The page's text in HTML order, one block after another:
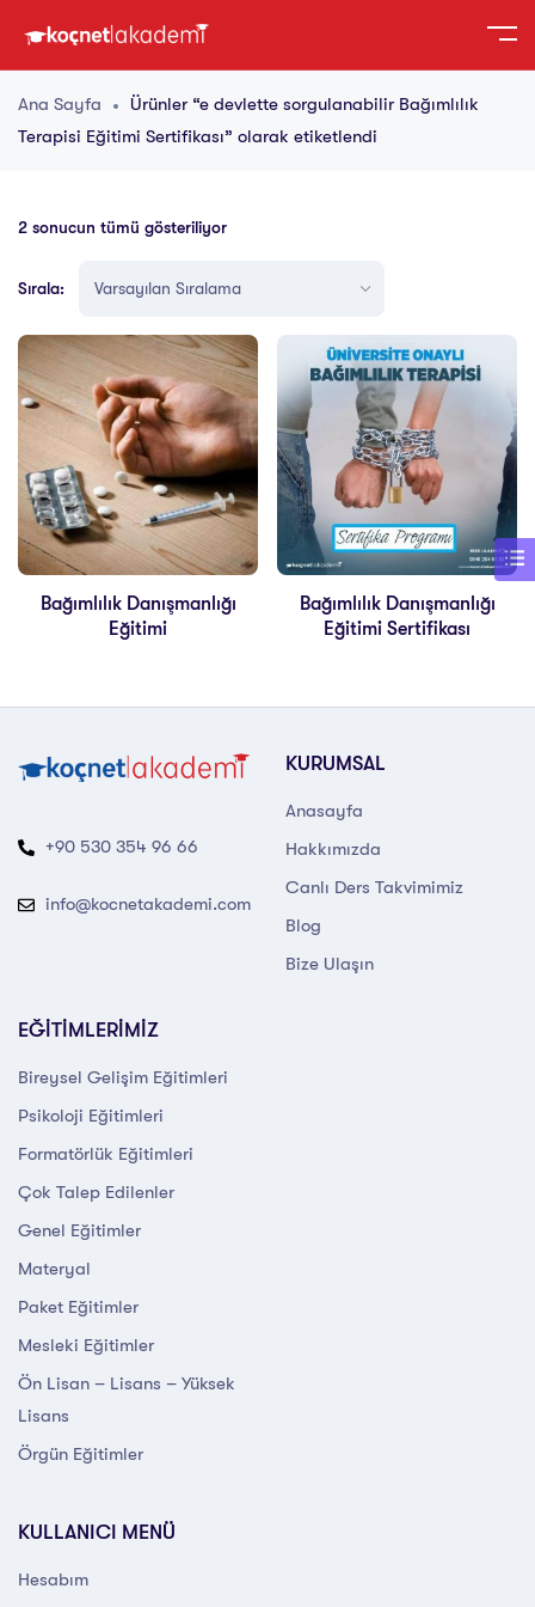
Ana Sayfa
Ürünler “e devlette sorgulanabilir Bağımlılık
Terapisi Eğitimi Sertifikası” olarak etiketlendi
2 sonucun tümü gösteriliyor
Sırala:
Bağımlılık Danışmanlığı
Eğitimi
Bağımlılık Danışmanlığı
Eğitimi Sertifikası
+90 530 354 96 66
info@kocnetakademi.com
KURUMSAL
Anasayfa
Hakkımızda
Canlı Ders Takvimimiz
Blog
Bize Ulaşın
EĞİTİMLERİMİZ
Bireysel Gelişim Eğitimleri
Psikoloji Eğitimleri
Formatörlük Eğitimleri
Çok Talep Edilenler
Genel Eğitimler
Materyal
Paket Eğitimler
Mesleki Eğitimler
Ön Lisan – Lisans – Yüksek
Lisans
Örgün Eğitimler
KULLANICI MENÜ
Hesabım